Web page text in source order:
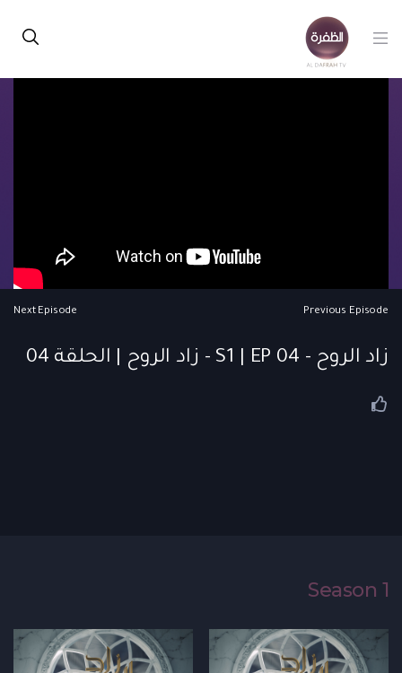
Previous Episode
Next Episode
زاد الروح - S1 | EP 04 - زاد الروح | الحلقة 04
Season 1